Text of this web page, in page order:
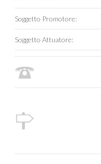
Soggetto Promotore:
Soggetto Attuatore: